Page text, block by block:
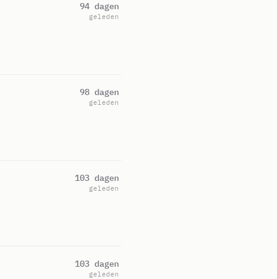
94 dagen
geleden
98 dagen
geleden
103 dagen
geleden
103 dagen
geleden